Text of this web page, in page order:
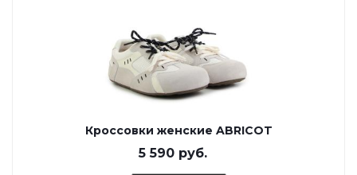
Кроссовки женские ABRICOT
5 590 руб.